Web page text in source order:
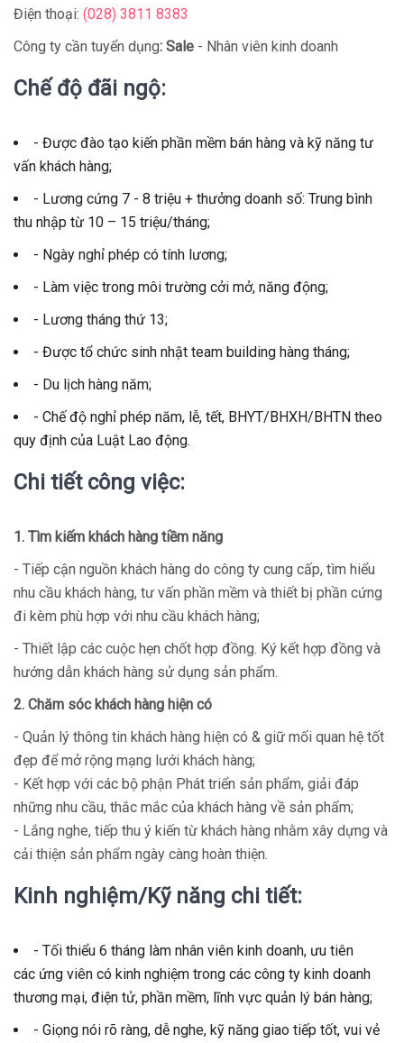
Điện thoại: (028) 3811 8383
Công ty cần tuyển dụng: Sale - Nhân viên kinh doanh
Chế độ đãi ngộ:
- Được đào tạo kiến phần mềm bán hàng và kỹ năng tư
vấn khách hàng;
- Lương cứng 7 - 8 triệu + thưởng doanh số: Trung bình
thu nhập từ 10 – 15 triệu/tháng;
- Ngày nghỉ phép có tính lương;
- Làm việc trong môi trường cởi mở, năng động;
- Lương tháng thứ 13;
- Được tổ chức sinh nhật team building hàng tháng;
- Du lịch hàng năm;
- Chế độ nghỉ phép năm, lễ, tết, BHYT/BHXH/BHTN theo
quy định của Luật Lao động.
Chi tiết công việc:
1. Tìm kiếm khách hàng tiềm năng
- Tiếp cận nguồn khách hàng do công ty cung cấp, tìm hiểu
nhu cầu khách hàng, tư vấn phần mềm và thiết bị phần cứng
đi kèm phù hợp với nhu cầu khách hàng;
- Thiết lập các cuộc hẹn chốt hợp đồng. Ký kết hợp đồng và
hướng dẫn khách hàng sử dụng sản phẩm.
2. Chăm sóc khách hàng hiện có
- Quản lý thông tin khách hàng hiện có & giữ mối quan hệ tốt
đẹp để mở rộng mạng lưới khách hàng;
- Kết hợp với các bộ phận Phát triển sản phẩm, giải đáp
những nhu cầu, thắc mắc của khách hàng về sản phẩm;
- Lắng nghe, tiếp thu ý kiến từ khách hàng nhằm xây dựng và
cải thiện sản phẩm ngày càng hoàn thiện.
Kinh nghiệm/Kỹ năng chi tiết:
- Tối thiểu 6 tháng làm nhân viên kinh doanh, ưu tiên
các ứng viên có kinh nghiệm trong các công ty kinh doanh
thương mại, điện tử, phần mềm, lĩnh vực quản lý bán hàng;
- Giọng nói rõ ràng, dễ nghe, kỹ năng giao tiếp tốt, vui vẻ